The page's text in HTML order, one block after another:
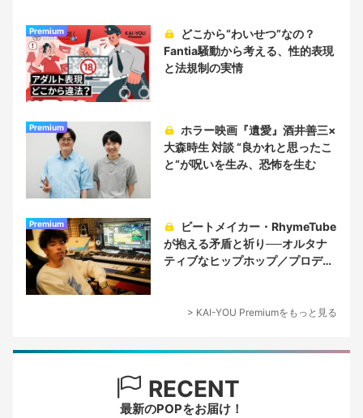
Premium
Fantia騒動から考える、性的表現
と法規制の実情
Premium
大森時生 対談 “良かれと思ったこ
と“が呪いを生み、恐怖を生む
Premium
が抱える矛盾と祈り──オルタナ
ティブなヒップホップ／プロデュ
> KAI-YOU Premiumをもっと見る
RECENT
最新のPOPをお届け！